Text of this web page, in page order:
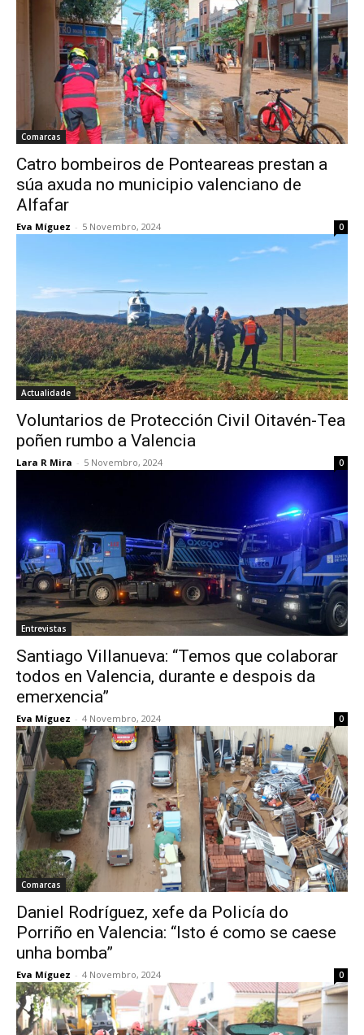
Comarcas
Catro bombeiros de Ponteareas prestan a
súa axuda no municipio valenciano de
Alfafar
Eva Míguez - 5 Novembro, 2024 0
Actualidade
Voluntarios de Protección Civil Oitavén-Tea
poñen rumbo a Valencia
Lara R Mira - 5 Novembro, 2024 0
Entrevistas
Santiago Villanueva: “Temos que colaborar
todos en Valencia, durante e despois da
emerxencia”
Eva Míguez - 4 Novembro, 2024 0
Comarcas
Daniel Rodríguez, xefe da Policía do
Porriño en Valencia: “Isto é como se caese
unha bomba”
Eva Míguez - 4 Novembro, 2024 0